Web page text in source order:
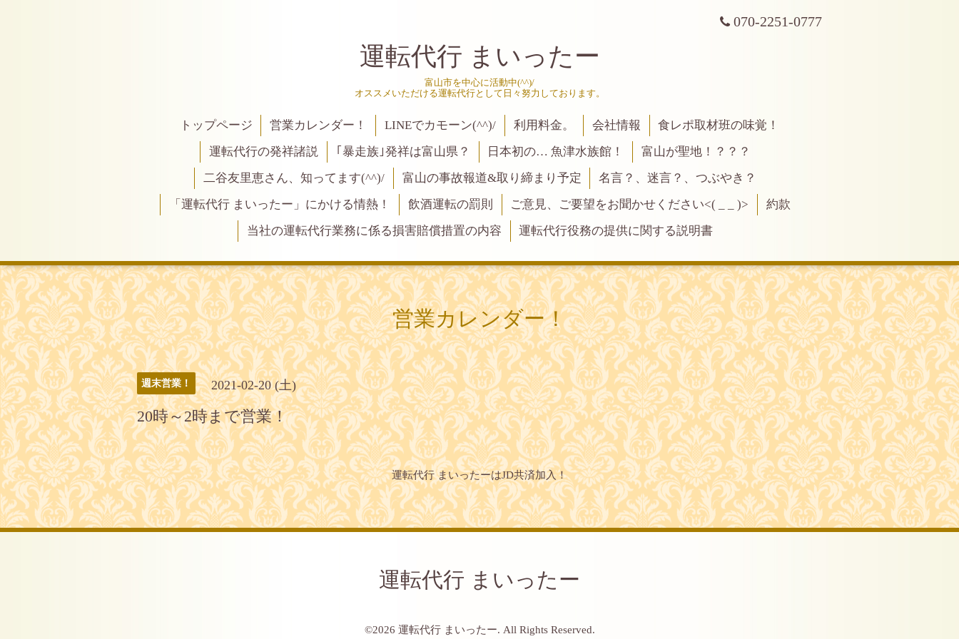
070-2251-0777
運転代行 まいったー
富山市を中心に活動中(^^)/
オススメいただける運転代行として日々努力しております。
トップページ 営業カレンダー！ LINEでカモーン(^^)/ 利用料金。 会社情報
食レポ取材班の味覚！
運転代行の発祥諸説
｢暴走族｣発祥は富山県？ 日本初の… 魚津水族館！
富山が聖地！？？？
二谷友里恵さん、知ってます(^^)/
富山の事故報道&取り締まり予定
名言？、迷言？、つぶやき？
「運転代行 まいったー」にかける情熱！
飲酒運転の罰則 ご意見、ご要望をお聞かせください<( _ _ )>
約款
当社の運転代行業務に係る損害賠償措置の内容
運転代行役務の提供に関する説明書
営業カレンダー！
週末営業！ 2021-02-20 (土)
20時～2時まで営業！
運転代行 まいったーはJD共済加入！
運転代行 まいったー
©2026 運転代行 まいったー. All Rights Reserved.